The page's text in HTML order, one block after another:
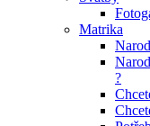
Matrika
?